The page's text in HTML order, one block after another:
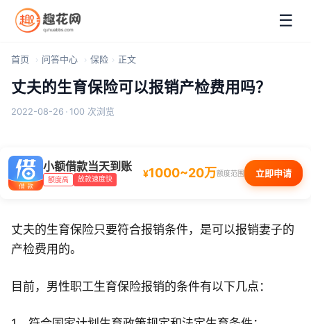
☰
首页 问答中心 保险 正文
丈夫的生育保险可以报销产检费用吗？
2022-08-26 · 100 次浏览
小额借款当天到账
额度高 放款速度快 ¥1000~20万额度范围 立即申请
丈夫的生育保险只要符合报销条件，是可以报销妻子的
产检费用的。
目前，男性职工生育保险报销的条件有以下几点：